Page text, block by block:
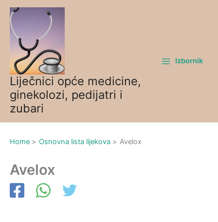
Skip
content
Liječnici opće medicine,
ginekolozi, pedijatri i
zubari
Izbornik
Home Osnovna lista lijekova Avelox
Avelox